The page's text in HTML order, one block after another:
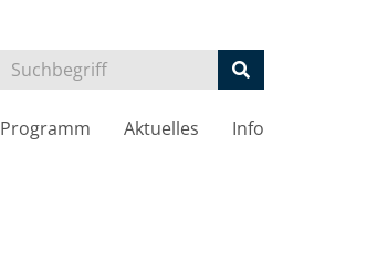
Programm Aktuelles Info